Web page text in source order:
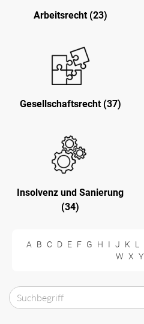
Arbeitsrecht (23)
Gesellschaftsrecht (37)
Insolvenz und Sanierung
(34)
A B C D E F G H I J K L
W X Y